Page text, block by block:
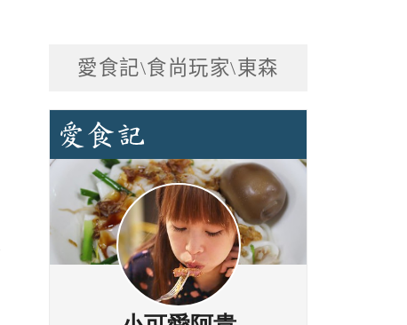
愛食記\食尚玩家\東森